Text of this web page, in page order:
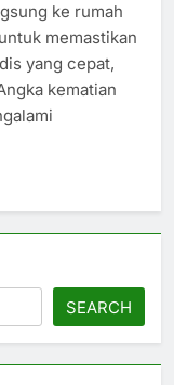
ke rumah
memastikan
yang cepat,
kematian
SEARCH